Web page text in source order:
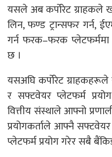
यसले अब कर्पोरेट ग्राहकले
लिन, फण्ड ट्रान्सफर गर्न,
गर्न फरक–फरक
छ ।
यसअघि कर्पोरेट ग्राहकहरूले
र सफ्टवेयर प्लेटफर्म
वित्तीय संस्थाले आफ्नो
प्रयोगकर्ताले आफ्नै
प्लेटफर्म प्रयोग गरेर सबै